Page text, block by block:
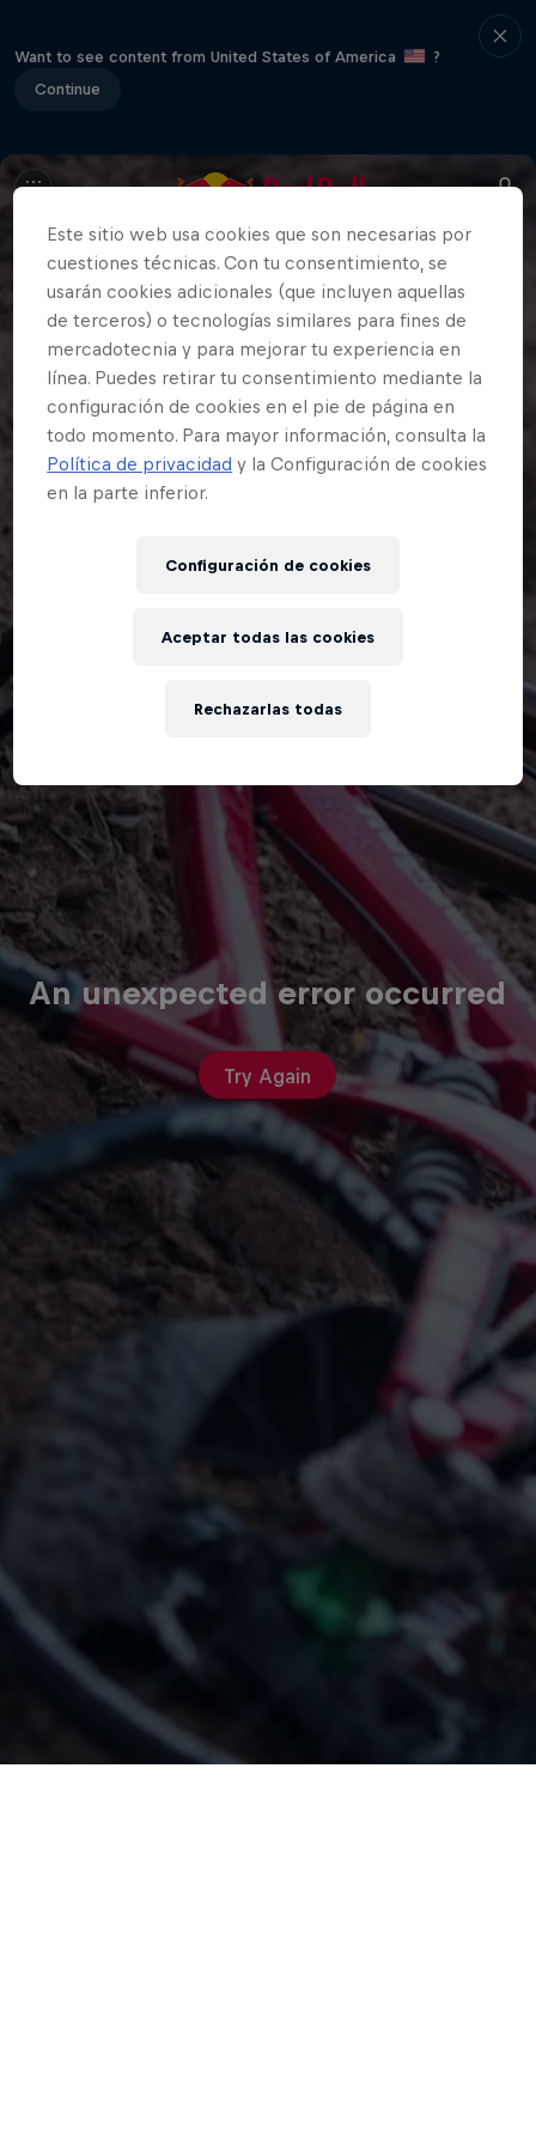
Want to see content from United States of America
?
Continue
An unexpected error occurred
Try Again
Este sitio web usa cookies que son necesarias por
cuestiones técnicas. Con tu consentimiento, se
usarán cookies adicionales (que incluyen aquellas
de terceros) o tecnologías similares para fines de
mercadotecnia y para mejorar tu experiencia en
línea. Puedes retirar tu consentimiento mediante la
configuración de cookies en el pie de página en
todo momento. Para mayor información, consulta la
Política de privacidad y la Configuración de cookies
en la parte inferior.
Configuración de cookies
Rechazarlas todas
Aceptar todas las cookies